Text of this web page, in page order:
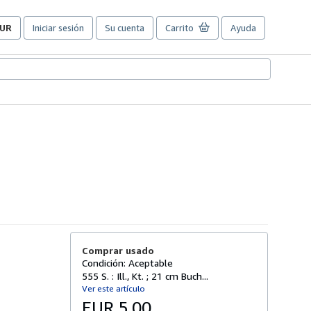
Iniciar sesión Su cuenta Carrito Ayuda
Comprar usado
Condición: Aceptable
555 S. : Ill., Kt. ; 21 cm Buch...
Ver este artículo